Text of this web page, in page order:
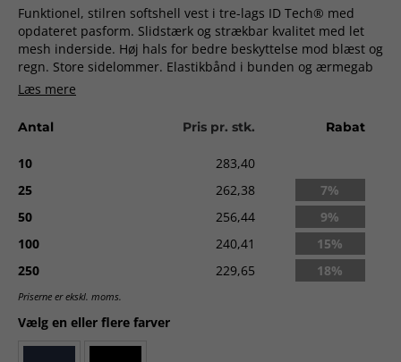
Funktionel, stilren softshell vest i tre-lags ID Tech® med
opdateret pasform. Slidstærk og strækbar kvalitet med let
mesh inderside. Høj hals for bedre beskyttelse mod blæst og
regn. Store sidelommer. Elastikbånd i bunden og ærmegab
sikrer god pasform.
Vægt: 290 G/M²
ca. 3-5 dage uden logo. Ca. 2 uger med logo fra
godkendt ordre.
Læs mere
Antal Pris pr. stk. Rabat
10
283,40
25
262,38
7%
50
256,44
9%
100
240,41
15%
250
229,65 18%
Priserne er ekskl. moms.
Vælg en eller flere farver